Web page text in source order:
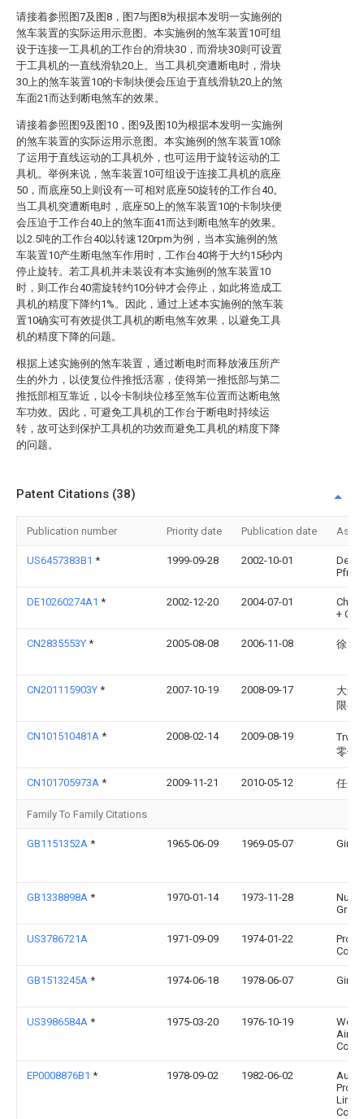
请接着参照图7及图8，图7与图8为根据本发明一实施例的
煞车装置的实际运用示意图。本实施例的煞车装置10可组
设于连接一工具机的工作台的滑块30，而滑块30则可设置
于工具机的一直线滑轨20上。当工具机突遭断电时，滑块
30上的煞车装置10的卡制块便会压迫于直线滑轨20上的煞
车面21而达到断电煞车的效果。
请接着参照图9及图10，图9及图10为根据本发明一实施例
的煞车装置的实际运用示意图。本实施例的煞车装置10除
了运用于直线运动的工具机外，也可运用于旋转运动的工
具机。举例来说，煞车装置10可组设于连接工具机的底座
50，而底座50上则设有一可相对底座50旋转的工作台40。
当工具机突遭断电时，底座50上的煞车装置10的卡制块便
会压迫于工作台40上的煞车面41而达到断电煞车的效果。
以2.5吨的工作台40以转速120rpm为例，当本实施例的煞
车装置10产生断电煞车作用时，工作台40将于大约15秒内
停止旋转。若工具机并未装设有本实施例的煞车装置10
时，则工作台40需旋转约10分钟才会停止，如此将造成工
具机的精度下降约1%。因此，通过上述本实施例的煞车装
置10确实可有效提供工具机的断电煞车效果，以避免工具
机的精度下降的问题。
根据上述实施例的煞车装置，通过断电时而释放液压所产
生的外力，以使复位件推抵活塞，使得第一推抵部与第二
推抵部相互靠近，以令卡制块位移至煞车位置而达断电煞
车功效。因此，可避免工具机的工作台于断电时持续运
转，故可达到保护工具机的功效而避免工具机的精度下降
的问题。
Patent Citations (38)
Publication number Priority date Publication date
US6457383B1 * 1999-09-28 2002-10-01
DE10260274A1 * 2002-12-20 2004-07-01
Chr.
+ Co
CN2835553Y * 2005-08-08 2006-11-08 徐元
CN201115903Y * 2007-10-19 2008-09-17
大连
限公
CN101510481A * 2008-02-14 2009-08-19
Trw
零件
CN101705973A * 2009-11-21 2010-05-12 任秀
Family To Family Citations
GB1151352A * 1965-06-09 1969-05-07
GB1338898A * 1970-01-14 1973-11-28
US3786721A 1971-09-09 1974-01-22
Prod
Co
GB1513245A * 1974-06-18 1978-06-07
US3986584A * 1975-03-20 1976-10-19
Air
EP0008876B1 * 1978-09-02 1982-06-02